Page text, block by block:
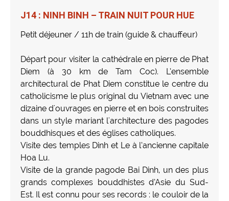
J14 : NINH BINH – TRAIN NUIT POUR HUE
Petit déjeuner / 11h de train (guide & chauffeur)
Départ pour visiter la cathédrale en pierre de Phat
Diem (à 30 km de Tam Coc). L’ensemble
architectural de Phat Diem constitue le centre du
catholicisme le plus original du Vietnam avec une
dizaine d'ouvrages en pierre et en bois construites
dans un style mariant l'architecture des pagodes
bouddhisques et des églises catholiques.
Visite des temples Dinh et Le à l’ancienne capitale
Hoa Lu.
Visite de la grande pagode Bai Dinh, un des plus
grands complexes bouddhistes d’Asie du Sud-
Est. Il est connu pour ses records : le couloir de la